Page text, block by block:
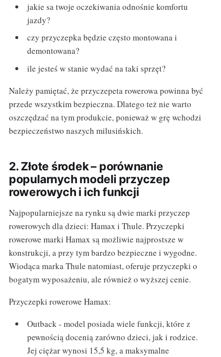
jakie sa twoje oczekiwania odnośnie komfortu
jazdy?
czy przyczepka będzie często montowana i
demontowana?
ile jesteś w stanie wydać na taki sprzęt?
Należy pamiętać, że przyczepeta rowerowa powinna być
przede wszystkim bezpieczna. Dlatego też nie warto
oszczędzać na tym produkcie, ponieważ w grę wchodzi
bezpieczeństwo naszych milusińskich.
2. Złote środek – porównanie
popularnych modeli przyczep
rowerowych i ich funkcji
Najpopularniejsze na rynku są dwie marki przyczep
rowerowych dla dzieci: Hamax i Thule. Przyczepki
rowerowe marki Hamax są możliwie najprostsze w
konstrukcji, a przy tym bardzo bezpieczne i wygodne.
Wiodąca marka Thule natomiast, oferuje przyczepki o
bogatym wyposażeniu, ale również o wyższej cenie.
Przyczepki rowerowe Hamax:
Outback - model posiada wiele funkcji, które z
pewnością docenią zarówno dzieci, jak i rodzice.
Jej ciężar wynosi 15,5 kg, a maksymalne